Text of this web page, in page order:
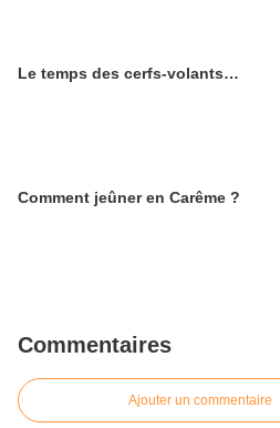
Le temps des cerfs-volants…
Comment jeûner en Carême ?
Commentaires
Ajouter un commentaire